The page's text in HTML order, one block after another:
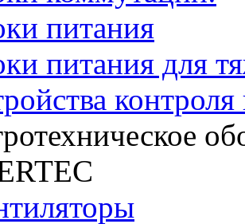
питания
питания для